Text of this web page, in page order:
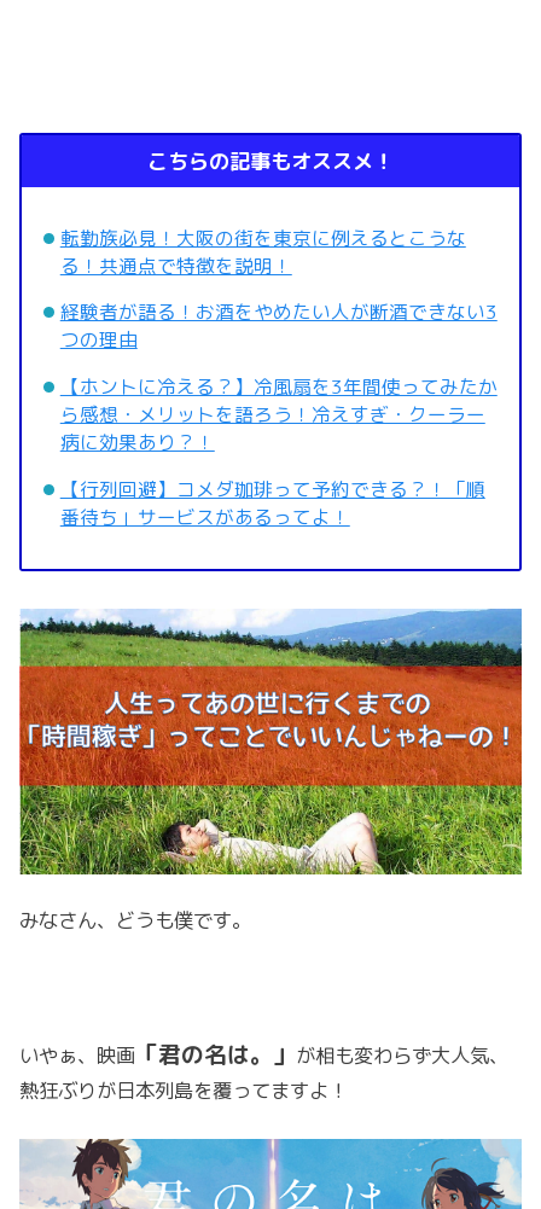
こちらの記事もオススメ！
転勤族必見！大阪の街を東京に例えるとこうな
る！共通点で特徴を説明！
経験者が語る！お酒をやめたい人が断酒できない3
つの理由
【ホントに冷える？】冷風扇を3年間使ってみたか
ら感想・メリットを語ろう！冷えすぎ・クーラー
病に効果あり？！
【行列回避】コメダ珈琲って予約できる？！「順
番待ち」サービスがあるってよ！
みなさん、どうも僕です。
いやぁ、映画 「君の名は。」 が相も変わらず大人気、
熱狂ぶりが日本列島を覆ってますよ！